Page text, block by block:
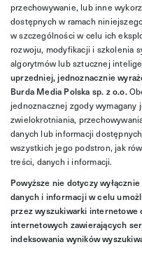
przechowywanie, lub inne
dostępnych w ramach
w szczególności w celu ich
rozwoju, modyfikacji i szkolenia
algorytmów lub sztucznej
uprzedniej, jednoznacznie
Burda Media Polska sp. z o.o.
jednoznacznej zgody
zwielokrotniania,
danych lub informacji
wszystkich jego podstron, jak
treści, danych i informacji.
Powyższe nie dotyczy
danych i informacji w celu
przez wyszukiwarki internetowe
internetowych zawierających
indeksowania wyników